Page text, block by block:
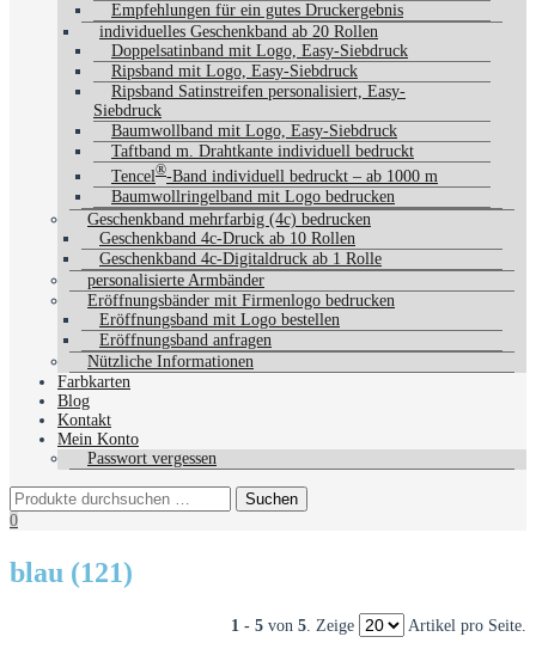
Empfehlungen für ein gutes Druckergebnis
individuelles Geschenkband ab 20 Rollen
Doppelsatinband mit Logo, Easy-Siebdruck
Ripsband mit Logo, Easy-Siebdruck
Ripsband Satinstreifen personalisiert, Easy-
Siebdruck
Baumwollband mit Logo, Easy-Siebdruck
Taftband m. Drahtkante individuell bedruckt
Tencel®-Band individuell bedruckt – ab 1000 m
Baumwollringelband mit Logo bedrucken
Geschenkband mehrfarbig (4c) bedrucken
Geschenkband 4c-Druck ab 10 Rollen
Geschenkband 4c-Digitaldruck ab 1 Rolle
personalisierte Armbänder
Eröffnungsbänder mit Firmenlogo bedrucken
Eröffnungsband mit Logo bestellen
Eröffnungsband anfragen
Nützliche Informationen
Farbkarten
Blog
Kontakt
Mein Konto
Passwort vergessen
0
blau (121)
1 - 5 von 5. Zeige Artikel pro Seite.